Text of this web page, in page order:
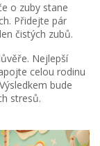
o zuby stane
Přidejte pár
čistých zubů.
Nejlepší
celou rodinu
bude
stresů.